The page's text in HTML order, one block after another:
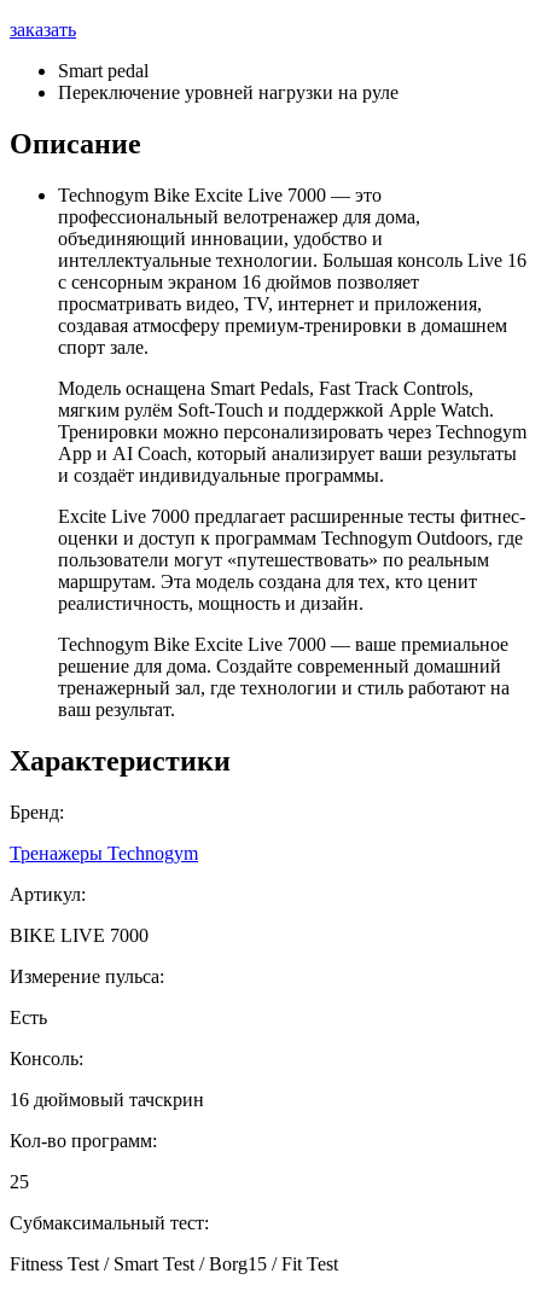
заказать
Smart pedal
Переключение уровней нагрузки на руле
Описание
Technogym Bike Excite Live 7000 — это
профессиональный велотренажер для дома,
объединяющий инновации, удобство и
интеллектуальные технологии. Большая консоль Live 16
с сенсорным экраном 16 дюймов позволяет
просматривать видео, TV, интернет и приложения,
создавая атмосферу премиум-тренировки в домашнем
спорт зале.
Модель оснащена Smart Pedals, Fast Track Controls,
мягким рулём Soft-Touch и поддержкой Apple Watch.
Тренировки можно персонализировать через Technogym
App и AI Coach, который анализирует ваши результаты
и создаёт индивидуальные программы.
Excite Live 7000 предлагает расширенные тесты фитнес-
оценки и доступ к программам Technogym Outdoors, где
пользователи могут «путешествовать» по реальным
маршрутам. Эта модель создана для тех, кто ценит
реалистичность, мощность и дизайн.
Technogym Bike Excite Live 7000 — ваше премиальное
решение для дома. Создайте современный домашний
тренажерный зал, где технологии и стиль работают на
ваш результат.
Характеристики
Бренд:
Тренажеры Technogym
Артикул:
BIKE LIVE 7000
Измерение пульса:
Есть
Консоль:
16 дюймовый тачскрин
Кол-во программ:
25
Субмаксимальный тест:
Fitness Test / Smart Test / Borg15 / Fit Test